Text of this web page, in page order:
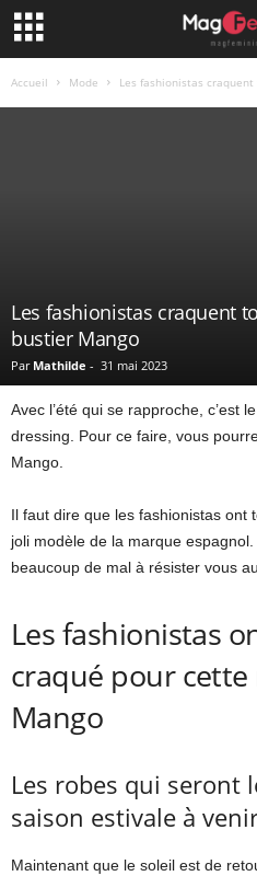
Accueil Mode Les fashionistas
Les fashionistas craquent
bustier Mango
Par Mathilde - 31 mai 2023
Avec l’été qui se rapproche, c’est
dressing. Pour ce faire, vous
Mango.
Il faut dire que les fashionistas ont
joli modèle de la marque
beaucoup de mal à résister vous
Les fashionistas
craqué pour
Mango
Les robes qui seront
saison estivale à
Maintenant que le soleil est de